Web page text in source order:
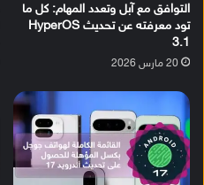
التوافق مع آبل وتعدد المهام: كل ما
تود معرفته عن تحديث HyperOS
3.1
20 مارس 2026